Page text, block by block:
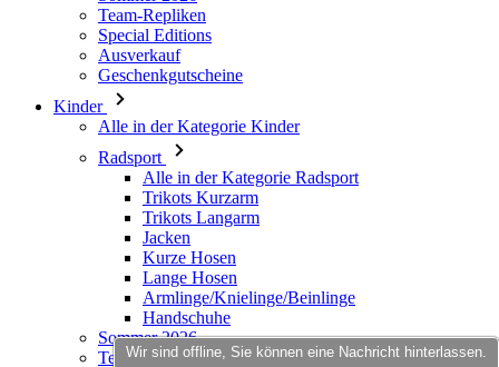
Kinder
Alle in der Kategorie Kinder
Radsport
Alle in der Kategorie Radsport
Trikots Langarm
Jacken
Kurze Hosen
Lange Hosen
Armlinge/Knielinge/Beinlinge
Handschuhe
Sommer 2026
Team-Repliken
Ausverkauf
Special Editions
Geschenkgutscheine
Individuelles Design
Stories
Wir sind offline, Sie können eine Nachricht hinterlassen.